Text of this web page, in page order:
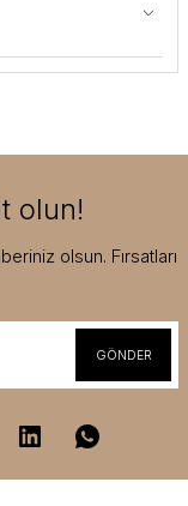
olun!
olsun. Fırsatları
GÖNDER